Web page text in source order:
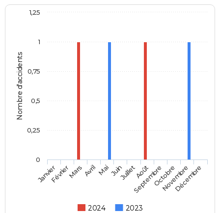
Nombre d'accidents
2024 2023
JanvierFévrierMars AvrilMaiJuinJuilletAoût
SeptembreOctobre
Novembre
Décembre
0
1
0,25
0,5
0,75
1,25